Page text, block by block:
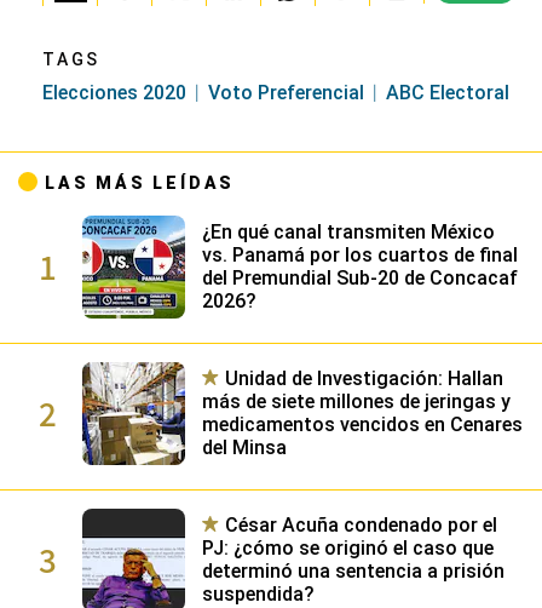
TAGS
Elecciones 2020 Voto Preferencial ABC Electoral
LAS MÁS LEÍDAS
1
¿En qué canal transmiten México
vs. Panamá por los cuartos de final
del Premundial Sub-20 de Concacaf
2026?
2
Unidad de Investigación: Hallan
más de siete millones de jeringas y
medicamentos vencidos en Cenares
del Minsa
3
César Acuña condenado por el
PJ: ¿cómo se originó el caso que
determinó una sentencia a prisión
suspendida?